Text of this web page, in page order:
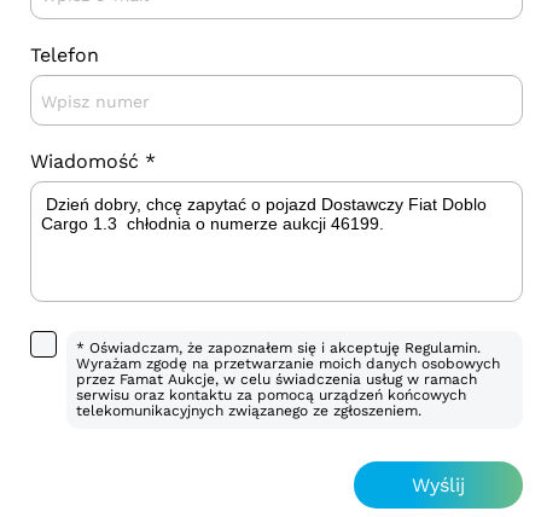
Telefon
Wiadomość *
* Oświadczam, że zapoznałem się i akceptuję Regulamin.
Wyrażam zgodę na przetwarzanie moich danych osobowych
przez Famat Aukcje, w celu świadczenia usług w ramach
serwisu oraz kontaktu za pomocą urządzeń końcowych
telekomunikacyjnych związanego ze zgłoszeniem.
Wyślij